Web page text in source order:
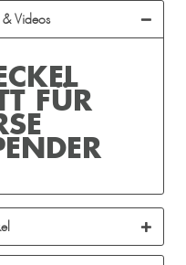
Videos
FÜR